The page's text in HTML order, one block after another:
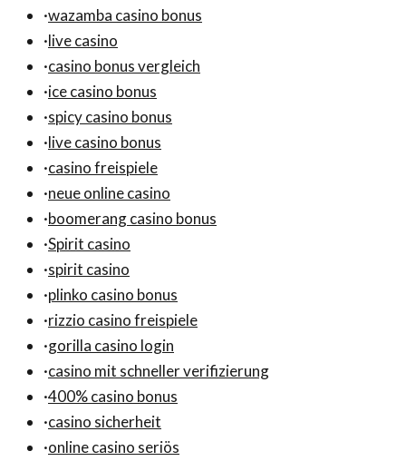
·wazamba casino bonus
·live casino
·casino bonus vergleich
·ice casino bonus
·spicy casino bonus
·live casino bonus
·casino freispiele
·neue online casino
·boomerang casino bonus
·Spirit casino
·spirit casino
·plinko casino bonus
·rizzio casino freispiele
·gorilla casino login
·casino mit schneller verifizierung
·400% casino bonus
·casino sicherheit
·online casino seriös